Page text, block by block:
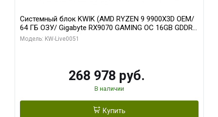
Системный блок KWIK (AMD RYZEN 9 9900X3D OEM/
64 ГБ ОЗУ/ Gigabyte RX9070 GAMING OC 16GB GDDR6
256bit 2xDP 2xH/ 960 ГБ SSD)
Модель: KW-Live0051
268 978 руб.
В наличии
Купить